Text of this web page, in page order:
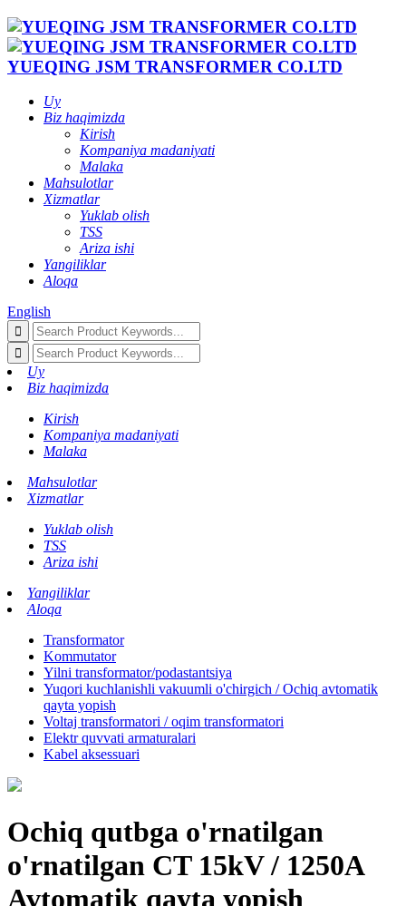
YUEQING JSM TRANSFORMER CO.LTD
Uy
Biz haqimizda
Kirish
Kompaniya madaniyati
Malaka
Mahsulotlar
Xizmatlar
Yuklab olish
TSS
Ariza ishi
Yangiliklar
Aloqa
English
Uy
Biz haqimizda
Kirish
Kompaniya madaniyati
Malaka
Mahsulotlar
Xizmatlar
Yuklab olish
TSS
Ariza ishi
Yangiliklar
Aloqa
Transformator
Kommutator
Yilni transformator/podastantsiya
Yuqori kuchlanishli vakuumli o'chirgich / Ochiq avtomatik
qayta yopish
Voltaj transformatori / oqim transformatori
Elektr quvvati armaturalari
Kabel aksessuari
Ochiq qutbga o'rnatilgan
o'rnatilgan CT 15kV / 1250A
Avtomatik qayta yopish